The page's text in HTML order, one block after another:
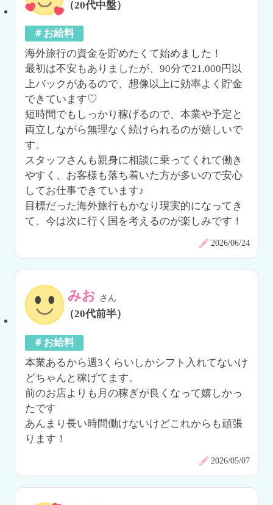
（20代中盤）
＃お給料
海外旅行の資金を貯めたくて始めました！
最初は不安もありましたが、90分で21,000円以
上バックがあるので、想像以上に効率よく貯金
できています♡
短時間でもしっかり稼げるので、本業や予定と
両立しながら無理なく続けられるのが嬉しいで
す。
スタッフさんも親身に相談に乗ってくれて働き
やすく、お客様も落ち着いた方が多いので安心
してお仕事できています♪
目標だった海外旅行もかなり現実的になってき
て、今は次に行く国を考えるのが楽しみです！
2026/06/24
みお さん
（20代前半）
＃お給料
本業あるから週3くらいしかシフト入れてないけ
どちゃんと稼げてます。
前のお店よりも月の稼ぎが良くなって嬉しかっ
たです
あんまり長い時間働けないけどこれからも頑張
ります！
2026/05/07